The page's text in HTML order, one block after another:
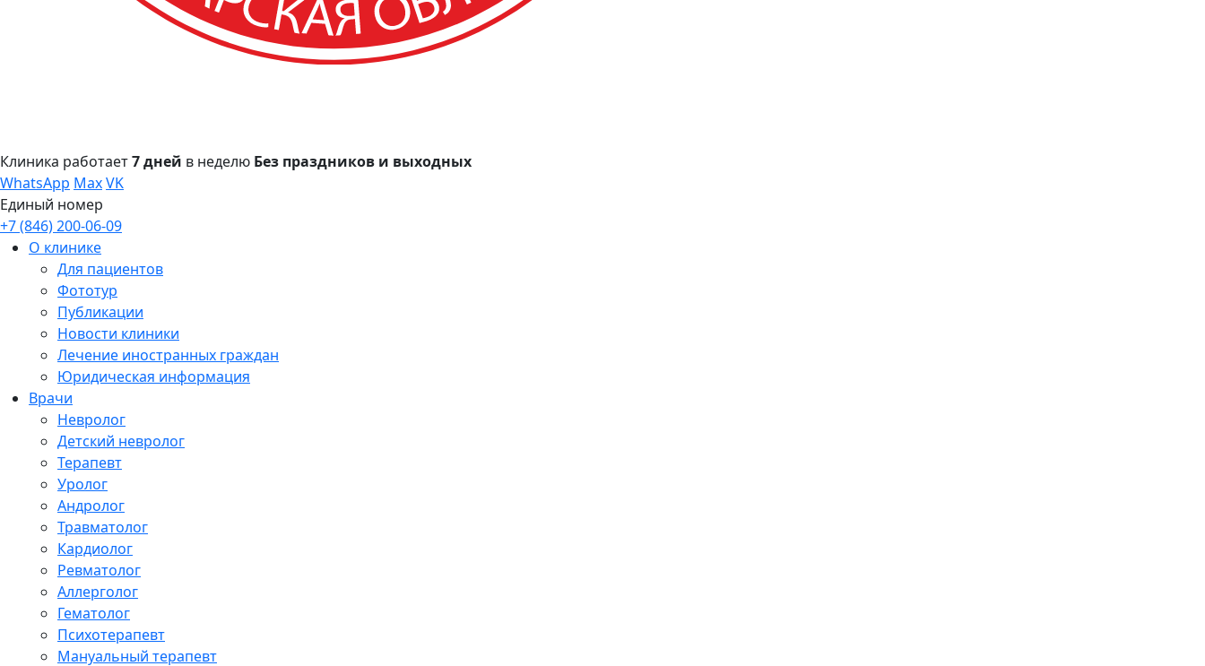
Клиника работает7 дней в неделю Без праздников и выходных
WhatsApp MaxVK
Единый номер
+7 (846) 200-06-09
О клинике
Для пациентов
Фототур
Публикации
Новости клиники
Лечение иностранных граждан
Юридическая информация
Врачи
Невролог
Детский невролог
Терапевт
Уролог
Андролог
Травматолог
Кардиолог
Ревматолог
Аллерголог
Гематолог
Психотерапевт
Мануальный терапевт